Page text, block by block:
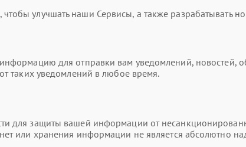
улучшать наши Сервисы, а также разрабатывать
для отправки вам уведомлений, новостей,
таких уведомлений в любое время.
для защиты вашей информации от
или хранения информации не является абсолютно